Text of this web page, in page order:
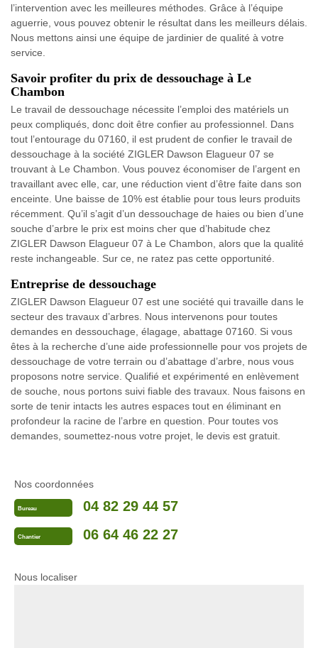
l’intervention avec les meilleures méthodes. Grâce à l’équipe
aguerrie, vous pouvez obtenir le résultat dans les meilleurs délais.
Nous mettons ainsi une équipe de jardinier de qualité à votre
service.
Savoir profiter du prix de dessouchage à Le
Chambon
Le travail de dessouchage nécessite l’emploi des matériels un
peux compliqués, donc doit être confier au professionnel. Dans
tout l’entourage du 07160, il est prudent de confier le travail de
dessouchage à la société ZIGLER Dawson Elagueur 07 se
trouvant à Le Chambon. Vous pouvez économiser de l’argent en
travaillant avec elle, car, une réduction vient d’être faite dans son
enceinte. Une baisse de 10% est établie pour tous leurs produits
récemment. Qu’il s’agit d’un dessouchage de haies ou bien d’une
souche d’arbre le prix est moins cher que d’habitude chez
ZIGLER Dawson Elagueur 07 à Le Chambon, alors que la qualité
reste inchangeable. Sur ce, ne ratez pas cette opportunité.
Entreprise de dessouchage
ZIGLER Dawson Elagueur 07 est une société qui travaille dans le
secteur des travaux d’arbres. Nous intervenons pour toutes
demandes en dessouchage, élagage, abattage 07160. Si vous
êtes à la recherche d’une aide professionnelle pour vos projets de
dessouchage de votre terrain ou d’abattage d’arbre, nous vous
proposons notre service. Qualifié et expérimenté en enlèvement
de souche, nous portons suivi fiable des travaux. Nous faisons en
sorte de tenir intacts les autres espaces tout en éliminant en
profondeur la racine de l’arbre en question. Pour toutes vos
demandes, soumettez-nous votre projet, le devis est gratuit.
Nos coordonnées
Bureau 04 82 29 44 57
Chantier 06 64 46 22 27
Nous localiser